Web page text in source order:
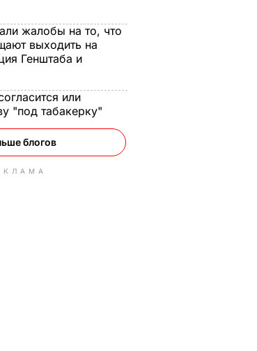
жалобы на то, что
выходить на
Генштаба и
или
"под табакерку"
блогов